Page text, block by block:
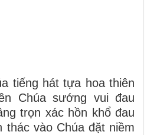
tiếng hát tựa hoa thiên
Chúa sướng vui đau
trọn xác hồn khổ đau
vào Chúa đặt niềm